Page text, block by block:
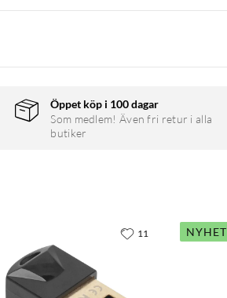
Öppet köp i 100 dagar
Som medlem! Även fri retur i alla
butiker
11 NYHET